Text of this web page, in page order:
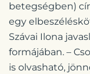
betegségben)
egy
Szávai Ilona
formájában. –
is olvasható,